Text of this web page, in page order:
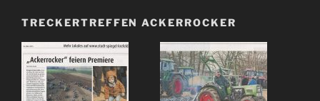
TRECKERTREFFEN ACKERROCKER